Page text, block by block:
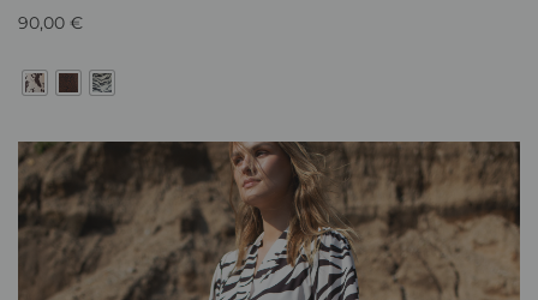
90,00 €